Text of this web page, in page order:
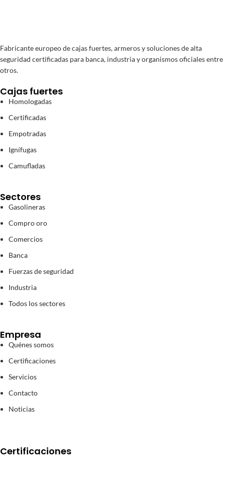
Fabricante europeo de cajas fuertes, armeros y soluciones de alta
seguridad certificadas para banca, industria y organismos oficiales entre
otros.
Cajas fuertes
Homologadas
Certificadas
Empotradas
Ignífugas
Camufladas
Sectores
Gasolineras
Compro oro
Comercios
Banca
Fuerzas de seguridad
Industria
Todos los sectores
Empresa
Quénes somos
Certificaciones
Servicios
Contacto
Noticias
Certificaciones